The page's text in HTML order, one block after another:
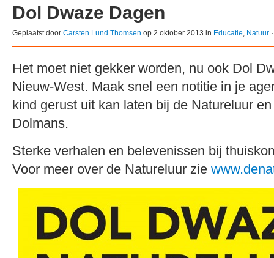
Dol Dwaze Dagen
Geplaatst door Carsten Lund Thomsen op 2 oktober 2013 in Educatie, Natuur
Het moet niet gekker worden, nu ook Dol
Nieuw-West. Maak snel een notitie in je
kind gerust uit kan laten bij de Natureluur
Dolmans.
Sterke verhalen en belevenissen bij
Voor meer over de Natureluur zie